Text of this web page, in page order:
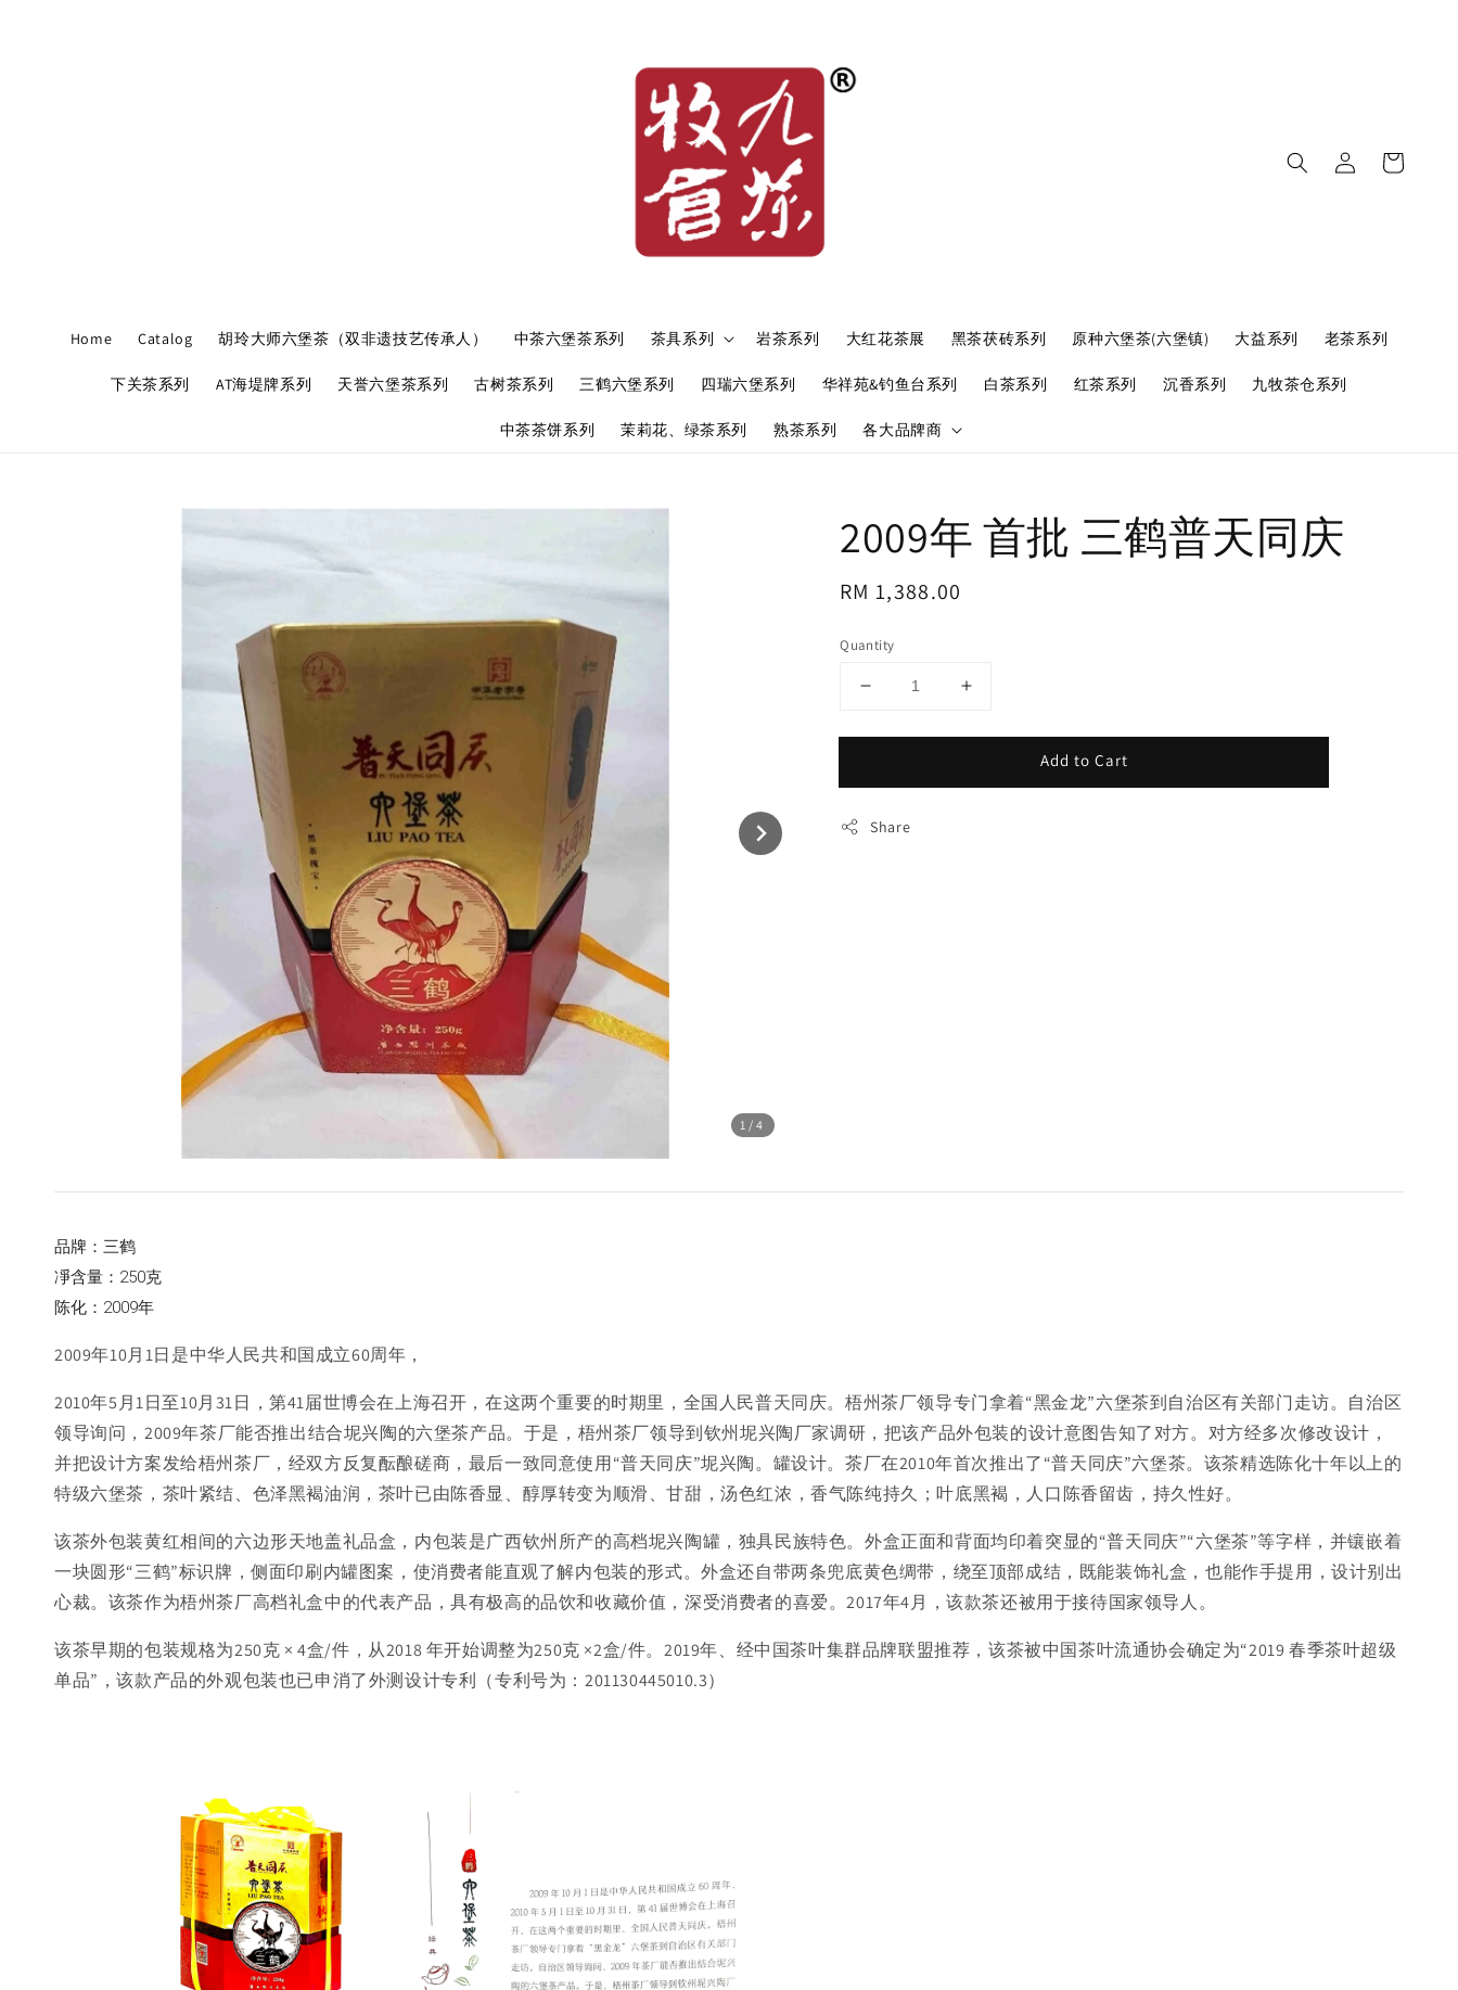
Home Catalog 胡玲大师六堡茶（双非遗技艺传承人） 中茶六堡茶系列 茶具系列 岩茶系列 大红花茶展 黑茶茯砖系列 原种六堡茶(六堡镇) 大益系列 老茶系列
下关茶系列 AT海堤牌系列 天誉六堡茶系列 古树茶系列 三鹤六堡系列 四瑞六堡系列 华祥苑&钓鱼台系列 白茶系列 红茶系列 沉香系列 九牧茶仓系列
中茶茶饼系列 茉莉花、绿茶系列 熟茶系列 各大品牌商
1 /4
2009年 首批 三鹤普天同庆
Regular
RM 1,388.00
Quantity
Add to Cart
Share
品牌：三鹤
凈含量：250克
陈化：2009年
2009年10月1日是中华人民共和国成立60周年，
2010年5月1日至10月31日，第41届世博会在上海召开，在这两个重要的时期里，全国人民普天同庆。梧州茶厂领导专门拿着“黑金龙”六堡茶到自治区有关部门走访。自治区
领导询问，2009年茶厂能否推出结合坭兴陶的六堡茶产品。于是，梧州茶厂领导到钦州坭兴陶厂家调研，把该产品外包装的设计意图告知了对方。对方经多次修改设计，
并把设计方案发给梧州茶厂，经双方反复酝酿磋商，最后一致同意使用“普天同庆”坭兴陶。罐设计。茶厂在2010年首次推出了“普天同庆”六堡茶。该茶精选陈化十年以上的
特级六堡茶，茶叶紧结、色泽黑褐油润，茶叶已由陈香显、醇厚转变为顺滑、甘甜，汤色红浓，香气陈纯持久；叶底黑褐，人口陈香留齿，持久性好。
该茶外包装黄红相间的六边形天地盖礼品盒，内包装是广西钦州所产的高档坭兴陶罐，独具民族特色。外盒正面和背面均印着突显的“普天同庆”“六堡茶”等字样，并镶嵌着
一块圆形“三鹤”标识牌，侧面印刷内罐图案，使消费者能直观了解内包装的形式。外盒还自带两条兜底黄色绸带，绕至顶部成结，既能装饰礼盒，也能作手提用，设计别出
心裁。该茶作为梧州茶厂高档礼盒中的代表产品，具有极高的品饮和收藏价值，深受消费者的喜爱。2017年4月，该款茶还被用于接待国家领导人。
该茶早期的包装规格为250克 × 4盒/件，从2018 年开始调整为250克 ×2盒/件。2019年、经中国茶叶集群品牌联盟推荐，该茶被中国茶叶流通协会确定为“2019 春季茶叶超级
单品”，该款产品的外观包装也已申消了外测设计专利（专利号为：201130445010.3）